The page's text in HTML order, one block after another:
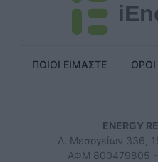
ΠΟΙΟΙ ΕΙΜΑΣΤΕ
ENERGY
Λ. Μεσογείων 336,
ΑΦΜ 800479805